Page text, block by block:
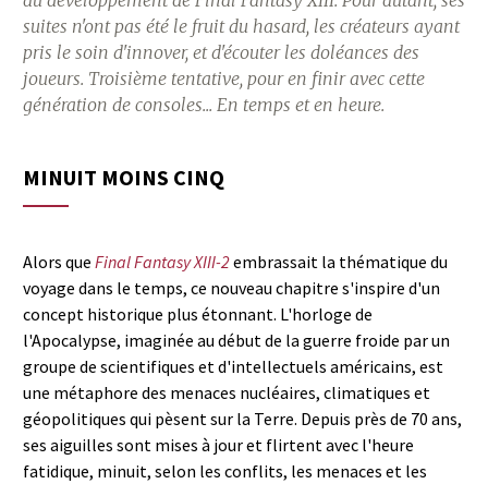
suites n'ont pas été le fruit du hasard, les créateurs ayant
pris le soin d'innover, et d'écouter les doléances des
joueurs. Troisième tentative, pour en finir avec cette
génération de consoles... En temps et en heure.
MINUIT MOINS CINQ
Alors que Final Fantasy XIII-2embrassait la thématique du
voyage dans le temps, ce nouveau chapitre s'inspire d'un
concept historique plus étonnant. L'horloge de
l'Apocalypse, imaginée au début de la guerre froide par un
groupe de scientifiques et d'intellectuels américains, est
une métaphore des menaces nucléaires, climatiques et
géopolitiques qui pèsent sur la Terre. Depuis près de 70 ans,
ses aiguilles sont mises à jour et flirtent avec l'heure
fatidique, minuit, selon les conflits, les menaces et les